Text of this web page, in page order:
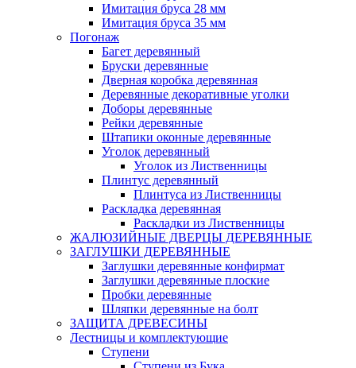
Имитация бруса 28 мм
Имитация бруса 35 мм
Погонаж
Багет деревянный
Бруски деревянные
Дверная коробка деревянная
Деревянные декоративные уголки
Доборы деревянные
Рейки деревянные
Штапики оконные деревянные
Уголок деревянный
Уголок из Лиственницы
Плинтус деревянный
Плинтуса из Лиственницы
Раскладка деревянная
Раскладки из Лиственницы
ЖАЛЮЗИЙНЫЕ ДВЕРЦЫ ДЕРЕВЯННЫЕ
ЗАГЛУШКИ ДЕРЕВЯННЫЕ
Заглушки деревянные конфирмат
Заглушки деревянные плоские
Пробки деревянные
Шляпки деревянные на болт
ЗАЩИТА ДРЕВЕСИНЫ
Лестницы и комплектующие
Ступени